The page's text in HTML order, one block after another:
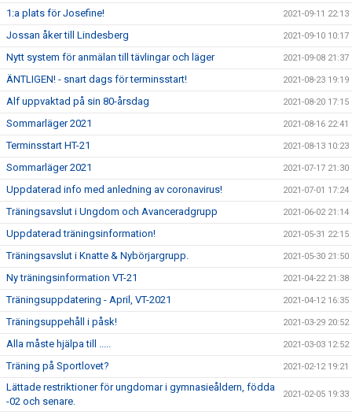
1:a plats för Josefine! 2021-09-11 22:13
Jossan åker till Lindesberg 2021-09-10 10:17
Nytt system för anmälan till tävlingar och läger 2021-09-08 21:37
ÄNTLIGEN! - snart dags för terminsstart! 2021-08-23 19:19
Alf uppvaktad på sin 80-årsdag 2021-08-20 17:15
Sommarläger 2021 2021-08-16 22:41
Terminsstart HT-21 2021-08-13 10:23
Sommarläger 2021 2021-07-17 21:30
Uppdaterad info med anledning av coronavirus! 2021-07-01 17:24
Träningsavslut i Ungdom och Avanceradgrupp 2021-06-02 21:14
Uppdaterad träningsinformation! 2021-05-31 22:15
Träningsavslut i Knatte & Nybörjargrupp. 2021-05-30 21:50
Ny träningsinformation VT-21 2021-04-22 21:38
Träningsuppdatering - April, VT-2021 2021-04-12 16:35
Träningsuppehåll i påsk! 2021-03-29 20:52
Alla måste hjälpa till ..... 2021-03-03 12:52
Träning på Sportlovet? 2021-02-12 19:21
Lättade restriktioner för ungdomar i gymnasieåldern, födda
-02 och senare.
2021-02-05 19:33